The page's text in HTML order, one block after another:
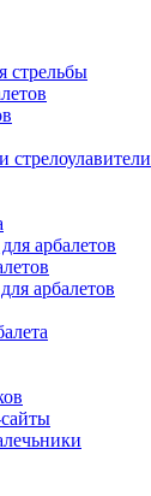
стрельбы
арбалетов
арбалетов